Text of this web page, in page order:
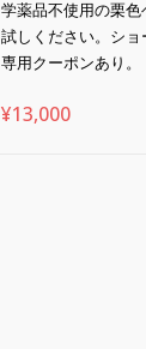
学薬品不使用の栗色
試しください。ショ
専用クーポンあり。
¥13,000